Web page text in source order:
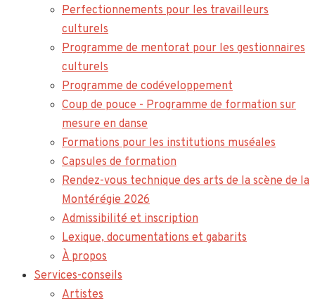
Perfectionnements pour les travailleurs
culturels
Programme de mentorat pour les gestionnaires
culturels
Programme de codéveloppement
Coup de pouce - Programme de formation sur
mesure en danse
Formations pour les institutions muséales
Capsules de formation
Rendez-vous technique des arts de la scène de la
Montérégie 2026
Admissibilité et inscription
Lexique, documentations et gabarits
À propos
Services-conseils
Artistes